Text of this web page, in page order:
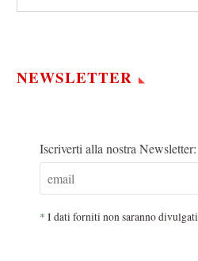
NEWSLETTER
Iscriverti alla nostra Newsletter:
* I dati forniti non saranno divulgati